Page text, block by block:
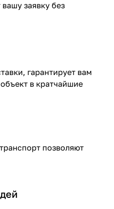
заявку без
гарантирует вам
в кратчайшие
позволяют